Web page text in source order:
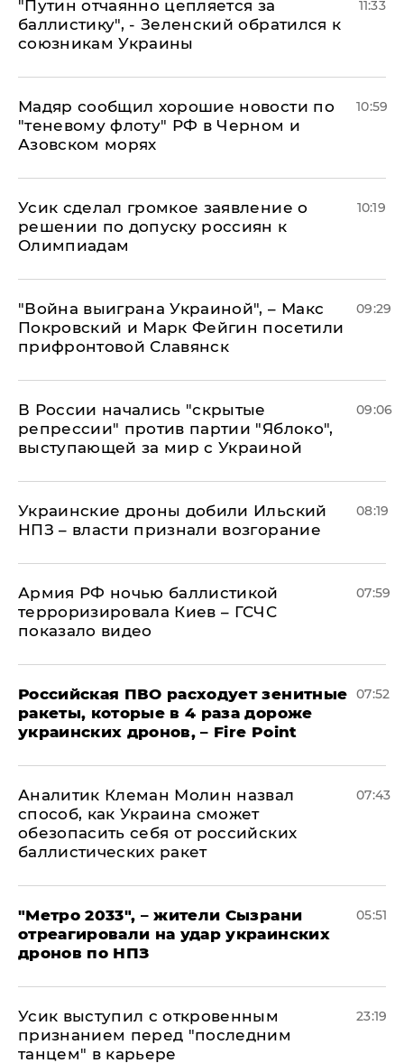
"Путин отчаянно цепляется за
баллистику", - Зеленский обратился к
союзникам Украины
11:33
Мадяр сообщил хорошие новости по
"теневому флоту" РФ в Черном и
Азовском морях
10:59
Усик сделал громкое заявление о
решении по допуску россиян к
Олимпиадам
10:19
"Война выиграна Украиной", – Макс
Покровский и Марк Фейгин посетили
прифронтовой Славянск
09:29
В России начались "скрытые
репрессии" против партии "Яблоко",
выступающей за мир с Украиной
09:06
Украинские дроны добили Ильский
НПЗ – власти признали возгорание
08:19
Армия РФ ночью баллистикой
терроризировала Киев – ГСЧС
показало видео
07:59
Российская ПВО расходует зенитные
ракеты, которые в 4 раза дороже
украинских дронов, – Fire Point
07:52
Аналитик Клеман Молин назвал
способ, как Украина сможет
обезопасить себя от российских
баллистических ракет
07:43
"Метро 2033", – жители Сызрани
отреагировали на удар украинских
дронов по НПЗ
05:51
Усик выступил с откровенным
признанием перед "последним
танцем" в карьере
23:19